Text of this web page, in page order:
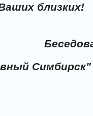
близких!